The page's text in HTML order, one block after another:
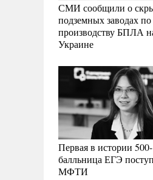
СМИ сообщили о
подземных заводах по
производству БПЛА
Украине
Первая в истории 500-
балльница ЕГЭ
МФТИ